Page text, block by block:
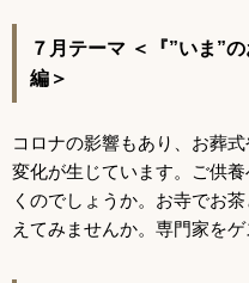
７月テーマ ＜『”いま”
編＞
コロナの影響もあり、お葬
変化が生じています。ご供
くのでしょうか。お寺でお
えてみませんか。専門家をゲ